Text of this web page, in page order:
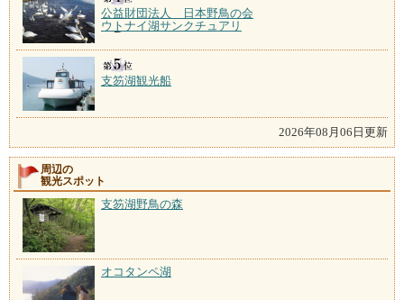
公益財団法人 日本野鳥の会
ウトナイ湖サンクチュアリ
支笏湖観光船
2026年08月06日更新
周辺の
観光スポット
支笏湖野鳥の森
オコタンペ湖